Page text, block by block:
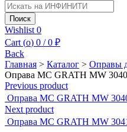
Поиск
Wishlist 0
Cart (o) 0 / 0 ₽
Back
Главная > Каталог > Оправы
Оправа MC GRATH MW
Previous product
Оправа MC GRATH MW
Next product
Оправа MC GRATH MW